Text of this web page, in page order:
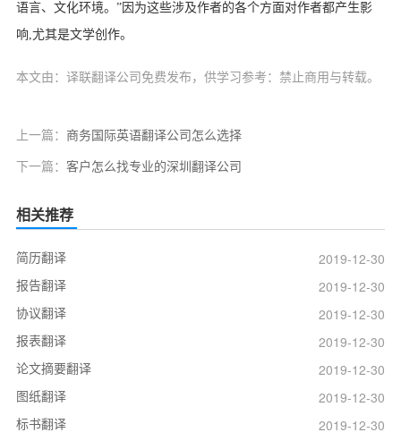
语言、文化环境。”因为这些涉及作者的各个方面对作者都产生影
响,尤其是文学创作。
本文由：译联翻译公司免费发布，供学习参考：禁止商用与转载。
上一篇： 商务国际英语翻译公司怎么选择
下一篇： 客户怎么找专业的深圳翻译公司
相关推荐
简历翻译
2019-12-30
报告翻译
2019-12-30
协议翻译
2019-12-30
报表翻译
2019-12-30
论文摘要翻译
2019-12-30
图纸翻译
2019-12-30
标书翻译
2019-12-30